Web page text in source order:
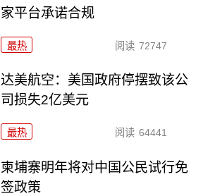
家平台承诺合规
最热 阅读 72747
达美航空：美国政府停摆致该公
司损失2亿美元
最热 阅读 64441
柬埔寨明年将对中国公民试行免
签政策